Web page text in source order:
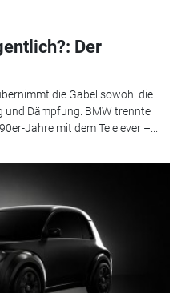
Der
die Gabel sowohl die
und Dämpfung. BMW trennte
Jahre mit dem Telelever –...